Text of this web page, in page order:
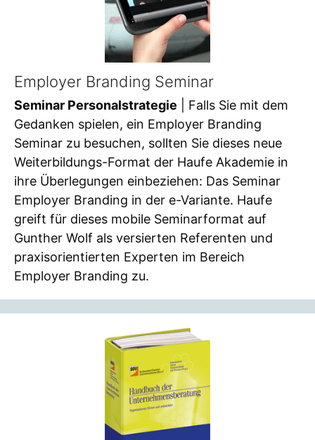
Employer Branding Seminar
Seminar Personalstrategie | Falls Sie mit dem
Gedanken spielen, ein Employer Branding
Seminar zu besuchen, sollten Sie dieses neue
Weiterbildungs-Format der Haufe Akademie in
ihre Überlegungen einbeziehen: Das Seminar
Employer Branding in der e-Variante. Haufe
greift für dieses mobile Seminarformat auf
Gunther Wolf als versierten Referenten und
praxisorientierten Experten im Bereich
Employer Branding zu.